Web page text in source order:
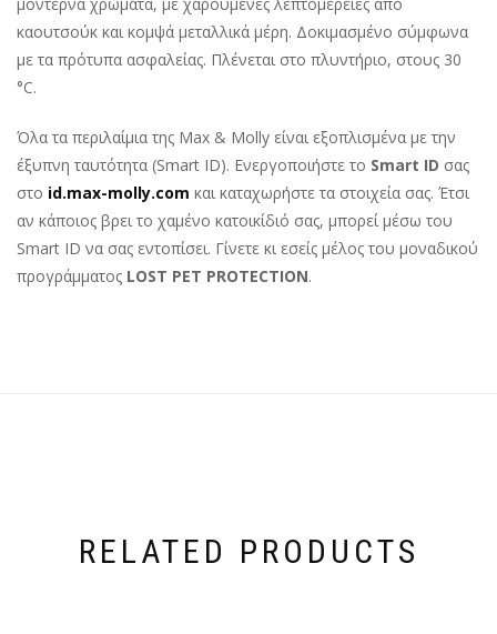
καουτσούκ και κομψά μεταλλικά μέρη. Δοκιμασμένο σύμφωνα
με τα πρότυπα ασφαλείας. Πλένεται στο πλυντήριο, στους 30
°C.
Όλα τα περιλαίμια της Max & Molly είναι εξοπλισμένα με την
έξυπνη ταυτότητα (Smart ID). Ενεργοποιήστε το Smart ID σας
στο id.max-molly.com και καταχωρήστε τα στοιχεία σας. Έτσι
αν κάποιος βρει το χαμένο κατοικίδιό σας, μπορεί μέσω του
Smart ID να σας εντοπίσει. Γίνετε κι εσείς μέλος του μοναδικού
προγράμματος LOST PET PROTECTION.
RELATED PRODUCTS